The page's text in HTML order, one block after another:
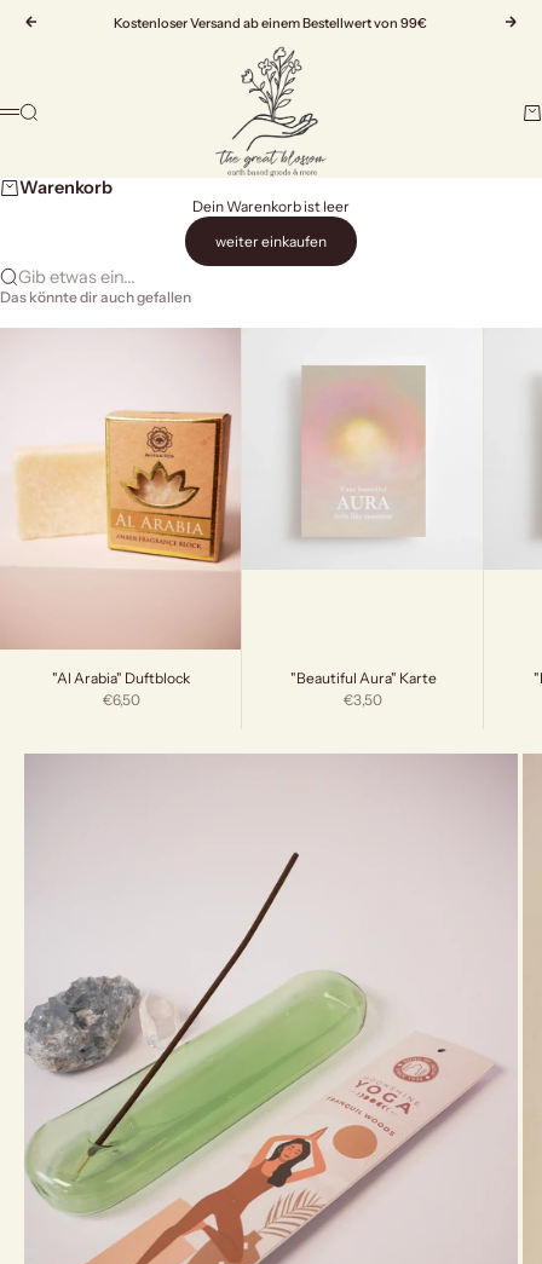
Zurück
Kostenloser Versand ab einem Bestellwert von 99€
Vor
The Great Blossom
Menü
Suche
Warenkorb
Dein Warenkorb ist leer
weiter einkaufen
Gib etwas ein...
Das könnte dir auch gefallen
"Al Arabia" Duftblock
Angebot
€6,50
"Beautiful Aura" Karte
Angebot
€3,50